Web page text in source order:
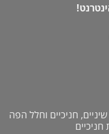
חניכיים וחלל הפה